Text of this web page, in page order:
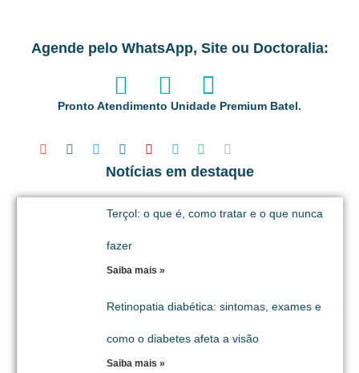
Agende pelo WhatsApp, Site ou Doctoralia:
Pronto Atendimento Unidade Premium Batel.
Notícias em destaque
Terçol: o que é, como tratar e o que nunca
fazer
Saiba mais »
Retinopatia diabética: sintomas, exames e
como o diabetes afeta a visão
Saiba mais »